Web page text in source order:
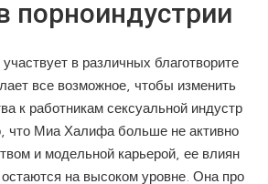
порноиндустрии
в различных благотворите
все возможное, чтобы изменить
к работникам сексуальной индустр
что Миа Халифа больше не активно
и модельной карьерой, ее влиян
остаются на высоком уровне. Она про